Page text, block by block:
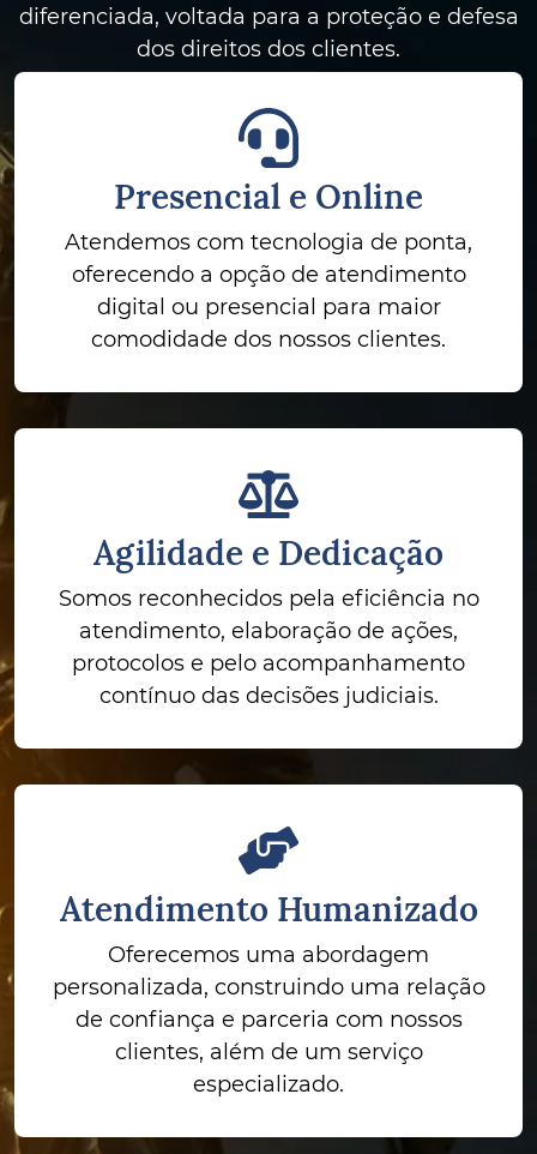
diferenciada, voltada para a proteção e defesa
dos direitos dos clientes.
Presencial e Online
Atendemos com tecnologia de ponta,
oferecendo a opção de atendimento
digital ou presencial para maior
comodidade dos nossos clientes.
Agilidade e Dedicação
Somos reconhecidos pela eficiência no
atendimento, elaboração de ações,
protocolos e pelo acompanhamento
contínuo das decisões judiciais.
Atendimento Humanizado
Oferecemos uma abordagem
personalizada, construindo uma relação
de confiança e parceria com nossos
clientes, além de um serviço
especializado.